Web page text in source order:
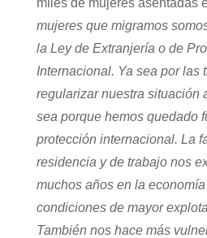
mujeres que migramos
la Ley de Extranjería o de
Internacional. Ya sea por las
regularizar nuestra situación
sea porque hemos quedado
protección internacional. La
residencia y de trabajo nos
muchos años en la
condiciones de mayor
También nos hace más